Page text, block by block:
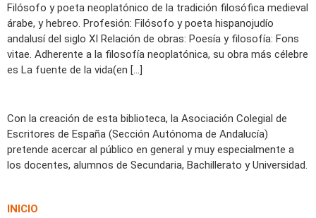
Filósofo y poeta neoplatónico de la tradición filosófica medieval
árabe, y hebreo. Profesión: Filósofo y poeta hispanojudío
andalusí del siglo XI Relación de obras: Poesía y filosofía: Fons
vitae. Adherente a la filosofía neoplatónica, su obra más célebre
es La fuente de la vida(en […]
Con la creación de esta biblioteca, la Asociación Colegial de
Escritores de España (Sección Autónoma de Andalucía)
pretende acercar al público en general y muy especialmente a
los docentes, alumnos de Secundaria, Bachillerato y Universidad.
INICIO